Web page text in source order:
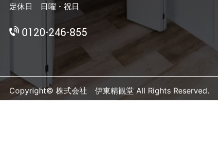
定休日 日曜・祝日
0120-246-855
Copyright© 株式会社 伊東精観堂 All Rights Reserved.